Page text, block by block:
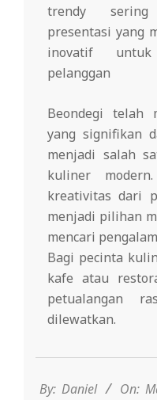
trendy sering
presentasi yang
inovatif
pelanggan
Beondegi telah
yang signifikan
menjadi salah
kuliner
kreativitas dari
menjadi pilihan
mencari
Bagi pecinta
kafe atau
petualangan
dilewatkan.
06
By: Daniel On: